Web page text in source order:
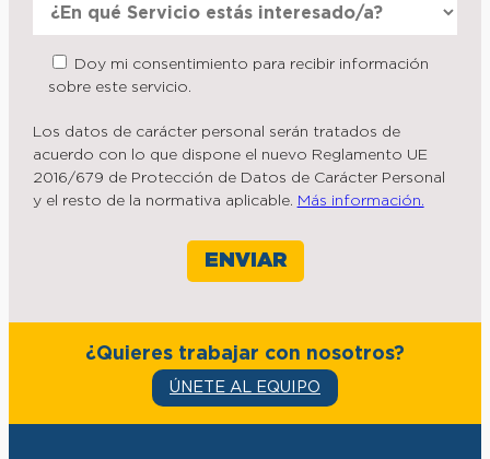
Doy mi consentimiento para recibir información
sobre este servicio.
Los datos de carácter personal serán tratados de
acuerdo con lo que dispone el nuevo Reglamento UE
2016/679 de Protección de Datos de Carácter Personal
y el resto de la normativa aplicable. Más información.
¿Quieres trabajar con nosotros?
ÚNETE AL EQUIPO